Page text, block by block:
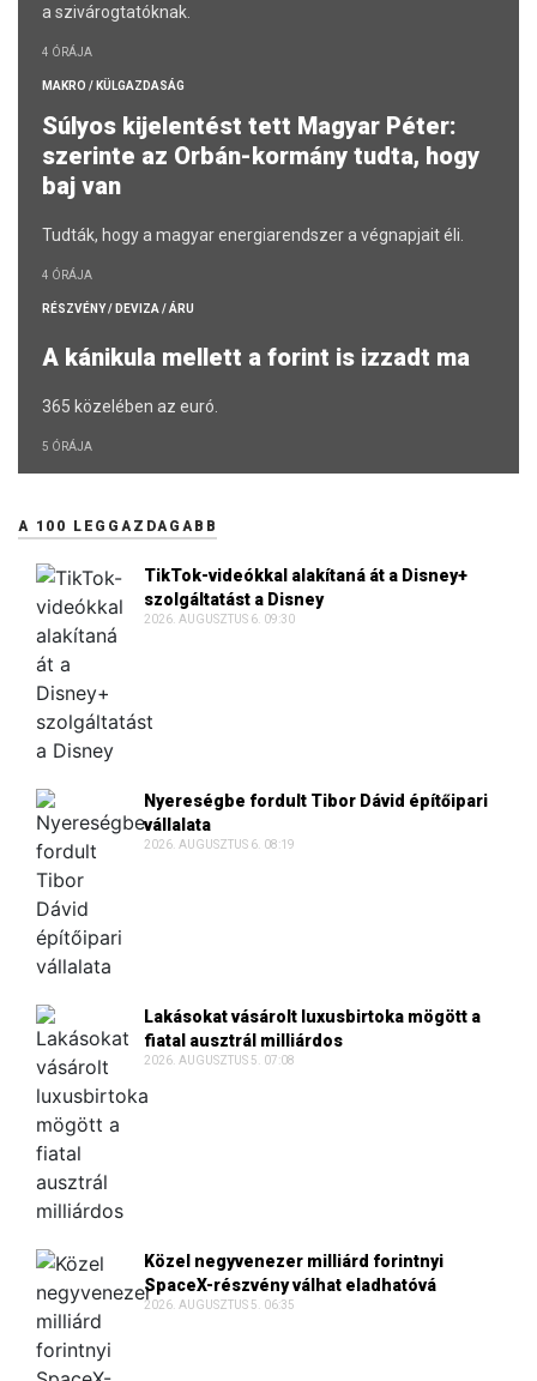
a szivárogtatóknak.
4 ÓRÁJA
MAKRO / KÜLGAZDASÁG
Súlyos kijelentést tett Magyar Péter:
szerinte az Orbán-kormány tudta, hogy
baj van
Tudták, hogy a magyar energiarendszer a végnapjait éli.
4 ÓRÁJA
RÉSZVÉNY / DEVIZA / ÁRU
A kánikula mellett a forint is izzadt ma
365 közelében az euró.
5 ÓRÁJA
A 100 LEGGAZDAGABB
TikTok-videókkal alakítaná át a Disney+
szolgáltatást a Disney
2026. AUGUSZTUS 6. 09:30
Nyereségbe fordult Tibor Dávid építőipari
vállalata
2026. AUGUSZTUS 6. 08:19
Lakásokat vásárolt luxusbirtoka mögött a
fiatal ausztrál milliárdos
2026. AUGUSZTUS 5. 07:08
Közel negyvenezer milliárd forintnyi
SpaceX-részvény válhat eladhatóvá
2026. AUGUSZTUS 5. 06:35